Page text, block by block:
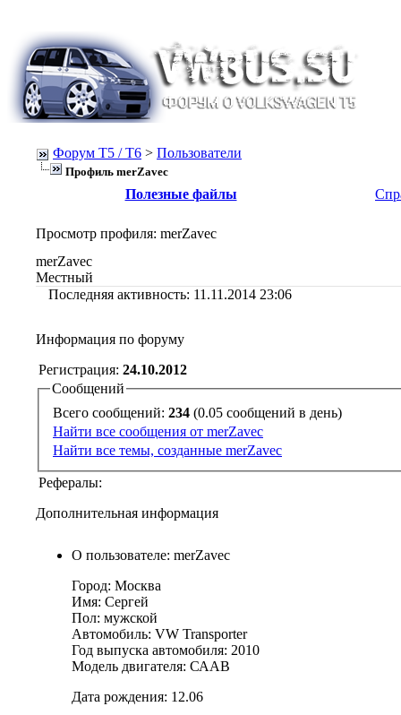
Форум Т5 / T6 > Пользователи
Профиль merZavec
Полезные файлы
Просмотр профиля: merZavec
merZavec
Местный
Последняя активность: 11.11.2014 23:06
Информация по форуму
Регистрация: 24.10.2012
Сообщений
Всего сообщений: 234
(0.05 сообщений в день)
Найти все сообщения от merZavec
Найти все темы, созданные merZavec
Рефералы:
Дополнительная информация
О пользователе: merZavec
Город: Москва
Имя: Сергей
Пол: мужской
Автомобиль: VW Transporter
Год выпуска автомобиля: 2010
Модель двигателя: СААВ
Дата рождения: 12.06